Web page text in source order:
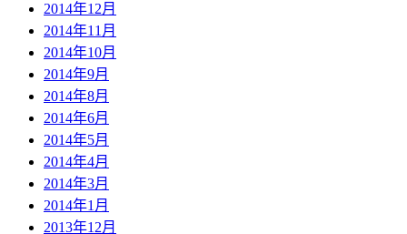
2014年12月
2014年11月
2014年10月
2014年9月
2014年8月
2014年6月
2014年5月
2014年4月
2014年3月
2014年1月
2013年12月